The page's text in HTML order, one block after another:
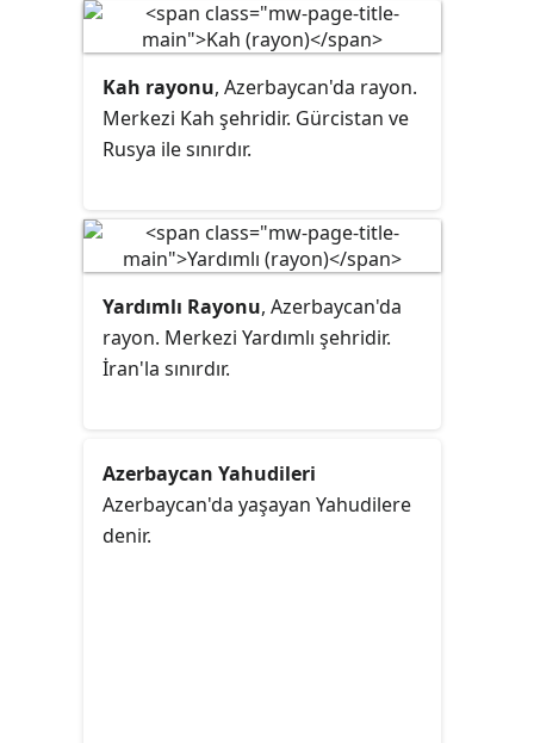
politika izlenmektedir.
Kah rayonu, Azerbaycan'da rayon.
Merkezi Kah şehridir. Gürcistan ve
Rusya ile sınırdır.
Yardımlı Rayonu, Azerbaycan'da
rayon. Merkezi Yardımlı şehridir.
İran'la sınırdır.
Azerbaycan Yahudileri
Azerbaycan'da yaşayan Yahudilere
denir.